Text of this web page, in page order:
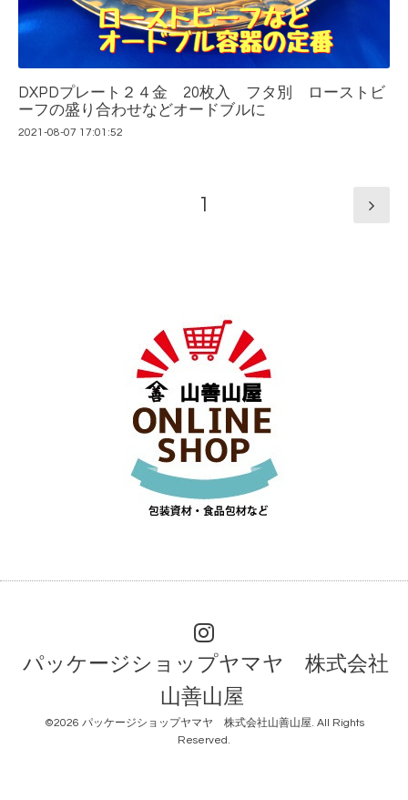
DXPDプレート２４金 20枚入 フタ別 ローストビ
ーフの盛り合わせなどオードブルに
2021-08-07 17:01:52
1
パッケージショップヤマヤ 株式会社
山善山屋
©2026 パッケージショップヤマヤ 株式会社山善山屋. All Rights
Reserved.